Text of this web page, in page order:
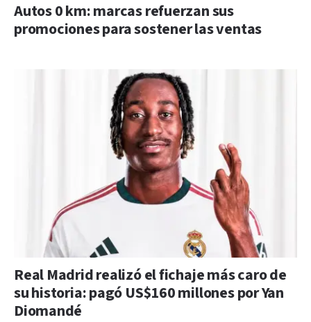
Autos 0 km: marcas refuerzan sus
promociones para sostener las ventas
Real Madrid realizó el fichaje más caro de
su historia: pagó US$160 millones por Yan
Diomandé